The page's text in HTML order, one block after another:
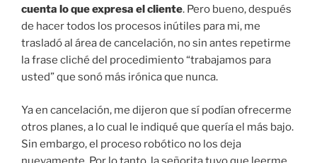
cuenta lo que expresa el cliente. Pero bueno, después
de hacer todos los procesos inútiles para mi, me
trasladó al área de cancelación, no sin antes repetirme
la frase cliché del procedimiento “trabajamos para
usted” que sonó más irónica que nunca.
Ya en cancelación, me dijeron que sí podían ofrecerme
otros planes, a lo cual le indiqué que quería el más bajo.
Sin embargo, el proceso robótico no los deja